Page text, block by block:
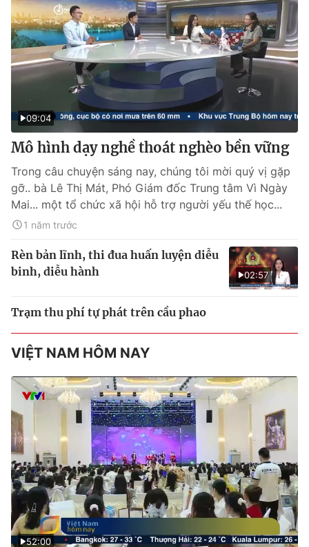
09:04
Mô hình dạy nghề thoát nghèo bền vững
Trong câu chuyện sáng nay, chúng tôi mời quý vị gặp
gỡ.. bà Lê Thị Mát, Phó Giám đốc Trung tâm Vì Ngày
Mai... một tổ chức xã hội hỗ trợ người yếu thế học...
1 năm trước
02:57
Rèn bản lĩnh, thi đua huấn luyện diễu
binh, diễu hành
Trạm thu phí tự phát trên cầu phao
VIỆT NAM HÔM NAY
52:00